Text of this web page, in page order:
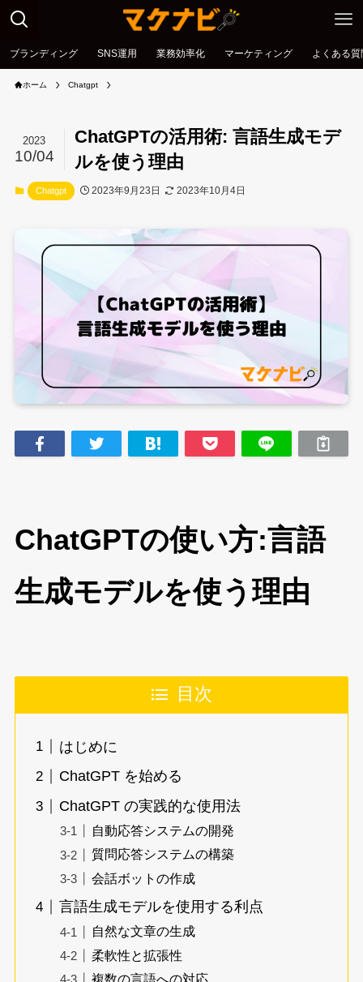
ブランディング SNS運用 業務効率化 マーケティング よくある質
ホーム Chatgpt
ChatGPTの活用術: 言語生成モデ
ルを使う理由
2023
10/04
Chatgpt 2023年9月23日 2023年10月4日
ChatGPTの使い方:言語
生成モデルを使う理由
目次
はじめに
ChatGPT を始める
ChatGPT の実践的な使用法
自動応答システムの開発
質問応答システムの構築
会話ボットの作成
言語生成モデルを使用する利点
自然な文章の生成
柔軟性と拡張性
複数の言語への対応